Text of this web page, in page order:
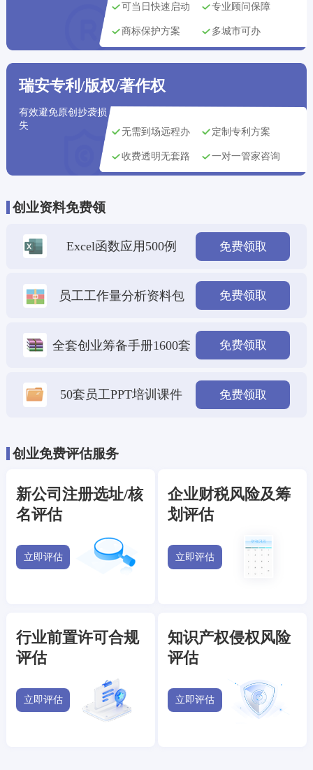
可当日快速启动
专业顾问保障
商标保护方案 多城市可办
瑞安专利/版权/著作权
有效避免原创抄袭损
失
无需到场远程办 定制专利方案
收费透明无套路 一对一管家咨询
创业资料免费领
Excel函数应用500例 免费领取
员工工作量分析资料包 免费领取
全套创业筹备手册1600套 免费领取
50套员工PPT培训课件 免费领取
创业免费评估服务
新公司注册选址/核
名评估
立即评估
企业财税风险及筹
划评估
立即评估
行业前置许可合规
评估
立即评估
知识产权侵权风险
评估
立即评估